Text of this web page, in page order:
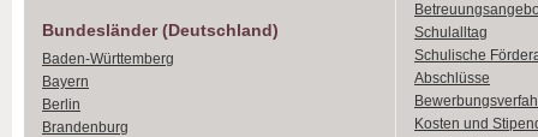
Bundesländer (Deutschland)
Baden-Württemberg
Bayern
Berlin
Brandenburg
Schulalltag
Schulische
Abschlüsse
Kosten und